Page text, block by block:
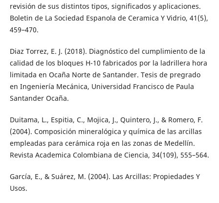
revisión de sus distintos tipos, significados y aplicaciones.
Boletin de La Sociedad Espanola de Ceramica Y Vidrio, 41(5),
459–470.
Diaz Torrez, E. J. (2018). Diagnóstico del cumplimiento de la
calidad de los bloques H-10 fabricados por la ladrillera hora
limitada en Ocaña Norte de Santander. Tesis de pregrado
en Ingeniería Mecánica, Universidad Francisco de Paula
Santander Ocaña.
Duitama, L., Espitia, C., Mojica, J., Quintero, J., & Romero, F.
(2004). Composición mineralógica y química de las arcillas
empleadas para cerámica roja en las zonas de Medellín.
Revista Academica Colombiana de Ciencia, 34(109), 555–564.
García, E., & Suárez, M. (2004). Las Arcillas: Propiedades Y
Usos.